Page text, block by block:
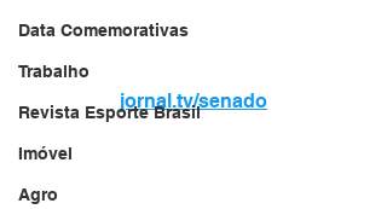
Data Comemorativas
Trabalho
Revista Esporte Brasil
Imóvel
Agro
jornal.tv/senado